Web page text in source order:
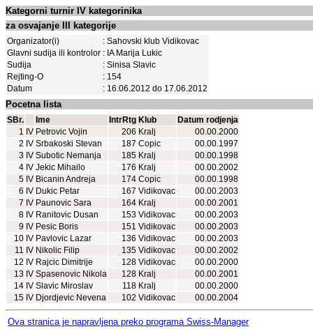
Kategorni turnir IV kategorinika
za osvajanje III kategorije
Organizator(i)
: Sahovski klub Vidikovac
Glavni sudija ili kontrolor : IA Marija Lukic
Sudija
: Sinisa Slavic
Rejting-O
: 154
Datum
: 16.06.2012 do 17.06.2012
Pocetna lista
SBr. Ime IntrRtg Klub
Datum rodjenja
1 IV Petrovic Vojin 206 Kralj
00.00.2000
2 IV Srbakoski Stevan 187 Copic
00.00.1997
3 IV Subotic Nemanja 185 Kralj
00.00.1998
4 IV Jekic Mihailo 176 Kralj
00.00.2002
5 IV Bicanin Andreja 174 Copic
00.00.1998
6 IV Dukic Petar 167 Vidikovac
00.00.2003
7 IV Paunovic Sara 164 Kralj
00.00.2001
8 IV Ranitovic Dusan 153 Vidikovac
00.00.2003
9 IV Pesic Boris 151 Vidikovac
00.00.2003
10 IV Pavlovic Lazar 136 Vidikovac
00.00.2003
11 IV Nikolic Filip 135 Vidikovac
00.00.2002
12 IV Rajcic Dimitrije 128 Vidikovac
00.00.2000
13 IV Spasenovic Nikola 128 Kralj
00.00.2001
14 IV Slavic Miroslav 118 Kralj
00.00.2000
15 IV Djordjevic Nevena 102 Vidikovac 00.00.2004
Ova stranica je napravljena preko programa Swiss-Manager